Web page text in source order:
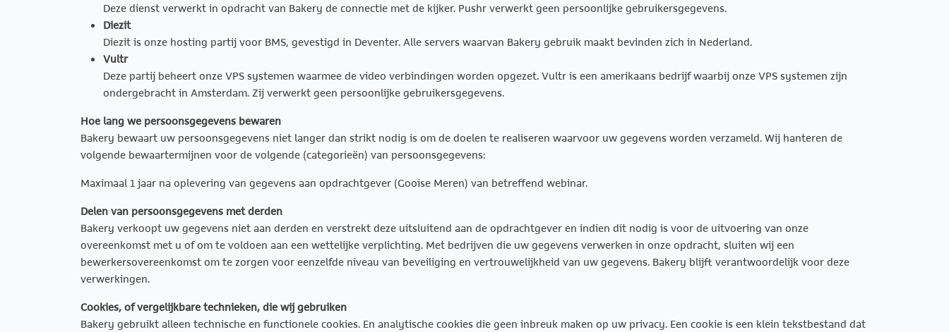
Deze dienst verwerkt in opdracht van Bakery de connectie met de kijker. Pushr verwerkt geen persoonlijke gebruikersgegevens.
Diezit
Diezit is onze hosting partij voor BMS, gevestigd in Deventer. Alle servers waarvan Bakery gebruik maakt bevinden zich in Nederland.
Vultr
Deze partij beheert onze VPS systemen waarmee de video verbindingen worden opgezet. Vultr is een amerikaans bedrijf waarbij onze VPS systemen zijn
ondergebracht in Amsterdam. Zij verwerkt geen persoonlijke gebruikersgegevens.
Hoe lang we persoonsgegevens bewaren
Bakery bewaart uw persoonsgegevens niet langer dan strikt nodig is om de doelen te realiseren waarvoor uw gegevens worden verzameld. Wij hanteren de
volgende bewaartermijnen voor de volgende (categorieën) van persoonsgegevens:
Maximaal 1 jaar na oplevering van gegevens aan opdrachtgever (Gooise Meren) van betreffend webinar.
Delen van persoonsgegevens met derden
Bakery verkoopt uw gegevens niet aan derden en verstrekt deze uitsluitend aan de opdrachtgever en indien dit nodig is voor de uitvoering van onze
overeenkomst met u of om te voldoen aan een wettelijke verplichting. Met bedrijven die uw gegevens verwerken in onze opdracht, sluiten wij een
bewerkersovereenkomst om te zorgen voor eenzelfde niveau van beveiliging en vertrouwelijkheid van uw gegevens. Bakery blijft verantwoordelijk voor deze
verwerkingen.
Cookies, of vergelijkbare technieken, die wij gebruiken
Bakery gebruikt alleen technische en functionele cookies. En analytische cookies die geen inbreuk maken op uw privacy. Een cookie is een klein tekstbestand dat